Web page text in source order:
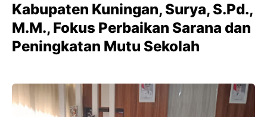
Kabupaten Kuningan, Surya, S.Pd.,
M.M., Fokus Perbaikan Sarana dan
Peningkatan Mutu Sekolah